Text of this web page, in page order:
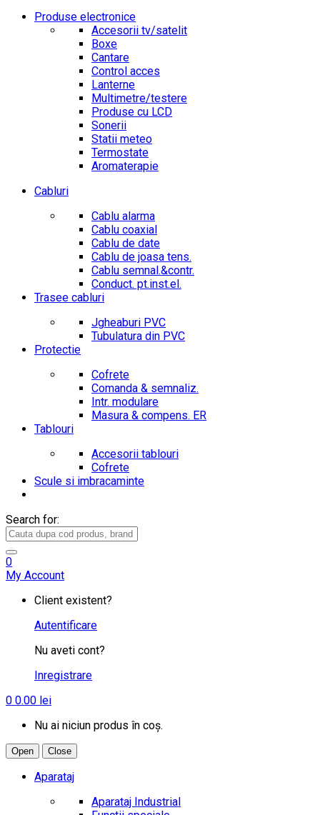
Produse electronice
Accesorii tv/satelit
Boxe
Cantare
Control acces
Lanterne
Multimetre/testere
Produse cu LCD
Sonerii
Statii meteo
Termostate
Aromaterapie
Cabluri
Cablu alarma
Cablu coaxial
Cablu de date
Cablu de joasa tens.
Cablu semnal.&contr.
Conduct. pt.inst.el.
Trasee cabluri
Jgheaburi PVC
Tubulatura din PVC
Protectie
Cofrete
Comanda & semnaliz.
Intr. modulare
Masura & compens. ER
Tablouri
Accesorii tablouri
Cofrete
Scule si imbracaminte
Search for:
0
My Account
Client existent?
Autentificare
Nu aveti cont?
Inregistrare
0 0.00 lei
Nu ai niciun produs în coș.
Open Close
Aparataj
Aparataj Industrial